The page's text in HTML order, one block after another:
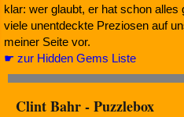
klar: wer glaubt, er hat schon
viele unentdeckte Preziosen auf
meiner Seite vor.
☛ zur Hidden Gems Liste
Clint Bahr - Puzzlebox